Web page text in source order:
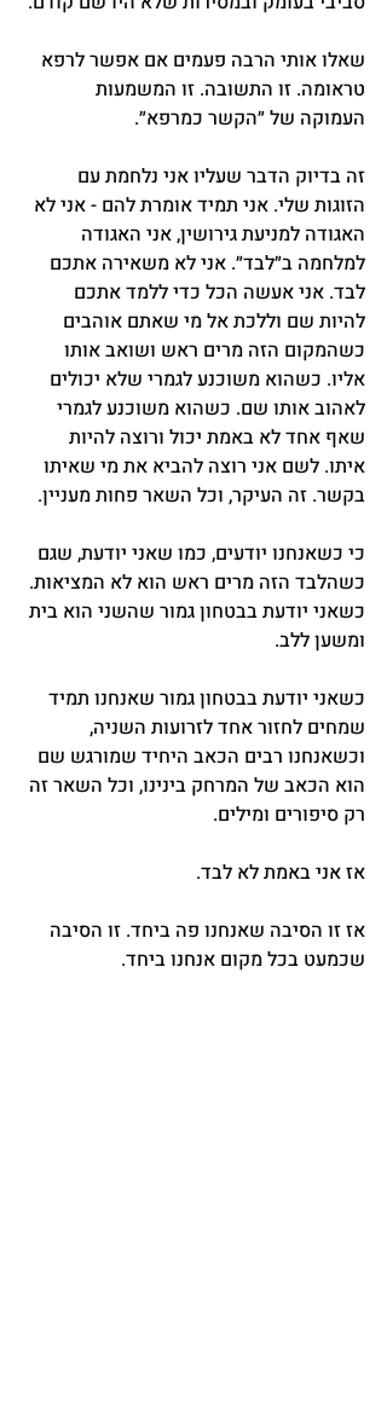
שאלו אותי הרבה פעמים אם אפשר לרפא
טראומה. זו התשובה. זו המשמעות
העמוקה של ״הקשר כמרפא״.
זה בדיוק הדבר שעליו אני נלחמת עם
הזוגות שלי. אני תמיד אומרת להם - אני לא
האגודה למניעת גירושין, אני האגודה
למלחמה ב״לבד״. אני לא משאירה אתכם
לבד. אני אעשה הכל כדי ללמד אתכם
להיות שם וללכת אל מי שאתם אוהבים
כשהמקום הזה מרים ראש ושואב אותו
אליו. כשהוא משוכנע לגמרי שלא יכולים
לאהוב אותו שם. כשהוא משוכנע לגמרי
שאף אחד לא באמת יכול ורוצה להיות
איתו. לשם אני רוצה להביא את מי שאיתו
בקשר. זה העיקר, וכל השאר פחות מעניין.
כי כשאנחנו יודעים, כמו שאני יודעת, שגם
כשהלבד הזה מרים ראש הוא לא המציאות.
כשאני יודעת בבטחון גמור שהשני הוא בית
ומשען ללב.
כשאני יודעת בבטחון גמור שאנחנו תמיד
שמחים לחזור אחד לזרועות השניה,
וכשאנחנו רבים הכאב היחיד שמורגש שם
הוא הכאב של המרחק בינינו, וכל השאר זה
רק סיפורים ומילים.
אז אני באמת לא לבד.
אז זו הסיבה שאנחנו פה ביחד. זו הסיבה
שכמעט בכל מקום אנחנו ביחד.